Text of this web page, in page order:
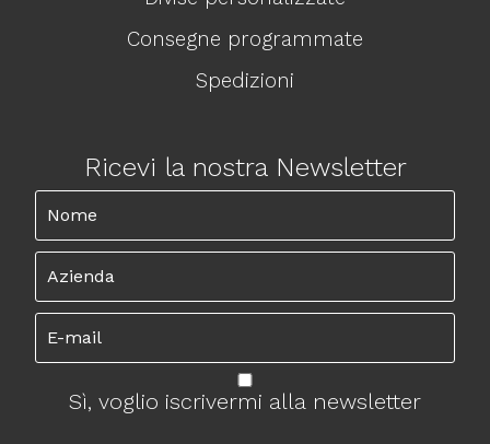
Consegne programmate
Spedizioni
Ricevi la nostra Newsletter
Sì, voglio iscrivermi alla newsletter